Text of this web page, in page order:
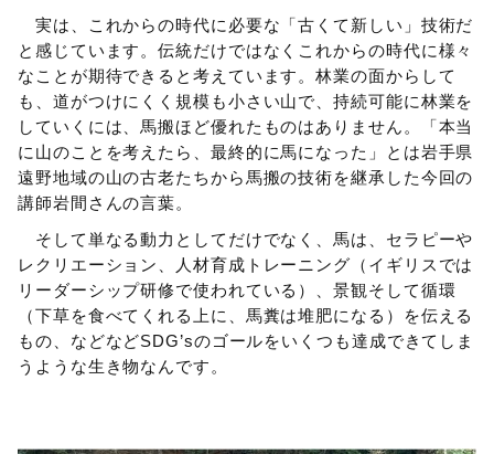
実は、これからの時代に必要な「古くて新しい」技術だ
と感じています。伝統だけではなくこれからの時代に様々
なことが期待できると考えています。林業の面からして
も、道がつけにくく規模も小さい山で、持続可能に林業を
していくには、馬搬ほど優れたものはありません。「本当
に山のことを考えたら、最終的に馬になった」とは岩手県
遠野地域の山の古老たちから馬搬の技術を継承した今回の
講師岩間さんの言葉。
そして単なる動力としてだけでなく、馬は、セラピーや
レクリエーション、人材育成トレーニング（イギリスでは
リーダーシップ研修で使われている）、景観そして循環
（下草を食べてくれる上に、馬糞は堆肥になる）を伝える
もの、などなどSDG’sのゴールをいくつも達成できてしま
うような生き物なんです。